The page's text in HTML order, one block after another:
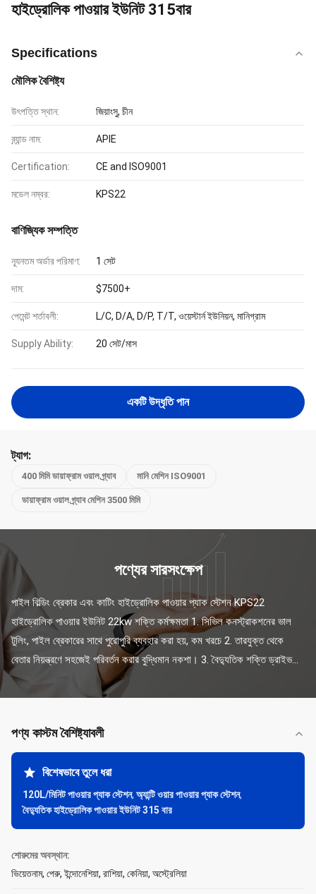
হাইড্রোলিক পাওয়ার ইউনিট 315বার
Specifications
মৌলিক বৈশিষ্ট্য
উৎপত্তি স্থান: জিয়াংসু, চীন
ব্র্যান্ড নাম: APIE
Certification: CE and ISO9001
মডেল নম্বর: KPS22
বাণিজ্যিক সম্পত্তি
ন্যূনতম অর্ডার পরিমাণ: 1 সেট
দাম: $7500+
পেমেন্ট শর্তাবলী: L/C, D/A, D/P, T/T, ওয়েস্টার্ন ইউনিয়ন, মানিগ্রাম
Supply Ability: 20 সেট/মাস
একটি উদ্ধৃতি পান
ট্যাগ:
400 মিমি ডায়াফ্রাম ওয়াল গ্র্যাব মানি মেশিন ISO9001
ডায়াফ্রাম ওয়াল গ্র্যাব মেশিন 3500 মিমি
পণ্যের সারসংক্ষেপ
পাইল বিল্ডিং ব্রেকার এবং কাটিং হাইড্রোলিক পাওয়ার প্যাক স্টেশন KPS22
হাইড্রোলিক পাওয়ার ইউনিট 22kw শক্তি কর্মক্ষমতা 1. সিভিল কনস্ট্রাকশনের ভাল
টুলিং, পাইল ব্রেকারের সাথে পুরোপুরি ব্যবহার করা হয়, কম খরচে 2. তারযুক্ত থেকে
বেতার নিয়ন্ত্রণে সহজেই পরিবর্তন করার বুদ্ধিমান নকশা। 3. বৈদ্যুতিক শক্তি ড্রাইভ...
পণ্য কাস্টম বৈশিষ্ট্যাবলী
বিশেষভাবে তুলে ধরা
120L/মিনিট পাওয়ার প্যাক স্টেশন, অ্যান্টি ওয়ার পাওয়ার প্যাক স্টেশন,
বৈদ্যুতিক হাইড্রোলিক পাওয়ার ইউনিট 315 বার
শোরুমের অবস্থান:
ভিয়েতনাম, পেরু, ইন্দোনেশিয়া, রাশিয়া, কেনিয়া, অস্ট্রেলিয়া